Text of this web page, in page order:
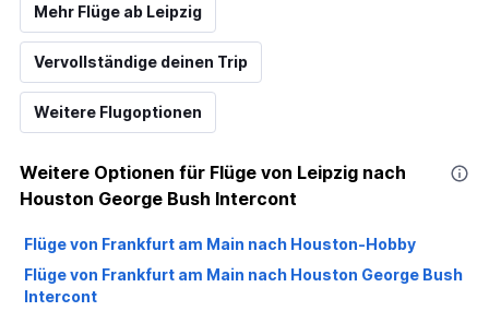
Mehr Flüge ab Leipzig
Vervollständige deinen Trip
Weitere Flugoptionen
Weitere Optionen für Flüge von Leipzig nach
Houston George Bush Intercont
Flüge von Frankfurt am Main nach Houston-Hobby
Flüge von Frankfurt am Main nach Houston George Bush
Intercont